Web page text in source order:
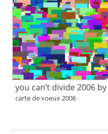
you can’t divide 2006
carte de voeux 2006